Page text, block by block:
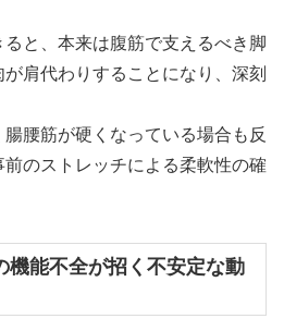
と、本来は腹筋で支えるべき脚
肩代わりすることになり、深刻
腰筋が硬くなっている場合も反
のストレッチによる柔軟性の確
機能不全が招く不安定な動